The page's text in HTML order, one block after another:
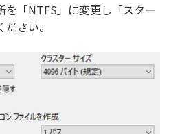
を「NTFS」に変更し「スター
さい。